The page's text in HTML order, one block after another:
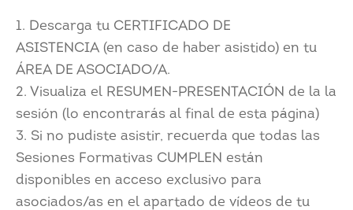
1. Descarga tu CERTIFICADO DE
ASISTENCIA (en caso de haber asistido) en tu
ÁREA DE ASOCIADO/A.
2. Visualiza el RESUMEN-PRESENTACIÓN de la la
sesión (lo encontrarás al final de esta página)
3. Si no pudiste asistir, recuerda que todas las
Sesiones Formativas CUMPLEN están
disponibles en acceso exclusivo para
asociados/as en el apartado de vídeos de tu